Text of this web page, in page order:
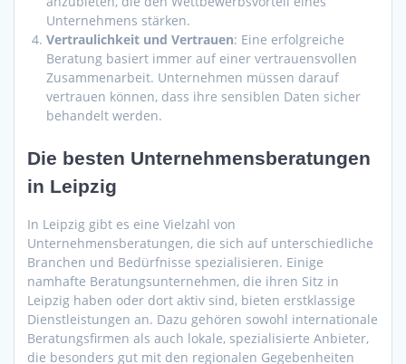
Unternehmens stärken.
Vertraulichkeit und Vertrauen: Eine erfolgreiche
Beratung basiert immer auf einer vertrauensvollen
Zusammenarbeit. Unternehmen müssen darauf
vertrauen können, dass ihre sensiblen Daten sicher
behandelt werden.
Die besten Unternehmensberatungen
in Leipzig
In Leipzig gibt es eine Vielzahl von
Unternehmensberatungen, die sich auf unterschiedliche
Branchen und Bedürfnisse spezialisieren. Einige
namhafte Beratungsunternehmen, die ihren Sitz in
Leipzig haben oder dort aktiv sind, bieten erstklassige
Dienstleistungen an. Dazu gehören sowohl internationale
Beratungsfirmen als auch lokale, spezialisierte Anbieter,
die besonders gut mit den regionalen Gegebenheiten